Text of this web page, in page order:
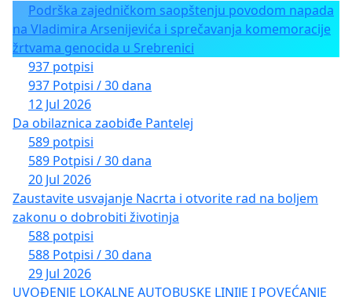
Podrška zajedničkom saopštenju povodom napada
na Vladimira Arsenijevića i sprečavanja komemoracije
žrtvama genocida u Srebrenici
937 potpisi
937 Potpisi / 30 dana
12 Jul 2026
Da obilaznica zaobiđe Pantelej
589 potpisi
589 Potpisi / 30 dana
20 Jul 2026
Zaustavite usvajanje Nacrta i otvorite rad na boljem
zakonu o dobrobiti životinja
588 potpisi
588 Potpisi / 30 dana
29 Jul 2026
UVOĐENJE LOKALNE AUTOBUSKE LINIJE I POVEĆANJE